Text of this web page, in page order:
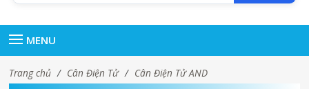
MENU
Trang chủ / Cân Điện Tử / Cân Điện Tử AND